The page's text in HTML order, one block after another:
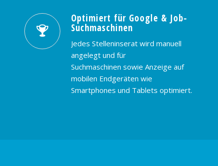
Optimiert für Google & Job-
Suchmaschinen
Jedes Stelleninserat wird manuell
angelegt und für
Suchmaschinen sowie Anzeige auf
mobilen Endgeräten wie
Smartphones und Tablets optimiert.